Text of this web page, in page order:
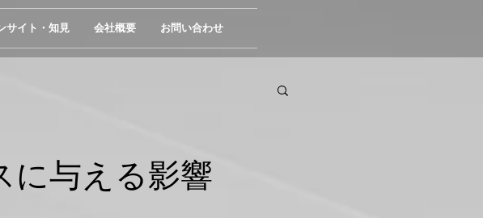
サイト・知見 会社概要 お問い合わせ
に与える影響